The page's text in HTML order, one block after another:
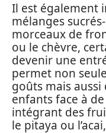
Il est également
mélanges
morceaux de
ou le chèvre,
devenir une
permet non
goûts mais
enfants face à
intégrant des
le pitaya ou